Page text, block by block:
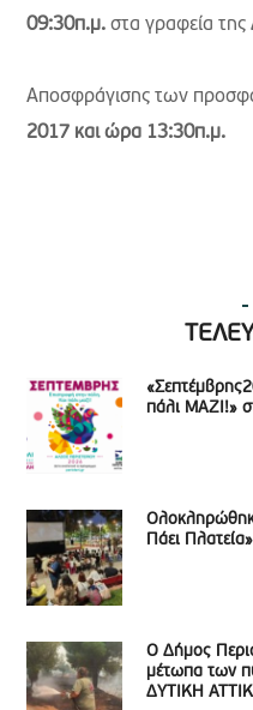
09:30π.μ. στα γραφεία
Αποσφράγισης των
2017 και ώρα 13:30π.μ.
πάλι ΜΑΖΙ!»
Πάει
Ο Δήμος
μέτωπα των
ΔΥΤΙΚΗ